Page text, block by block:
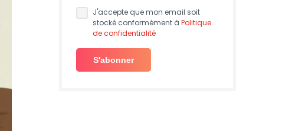
J'accepte que mon email soit
stocké conformément à Politique
de confidentialité